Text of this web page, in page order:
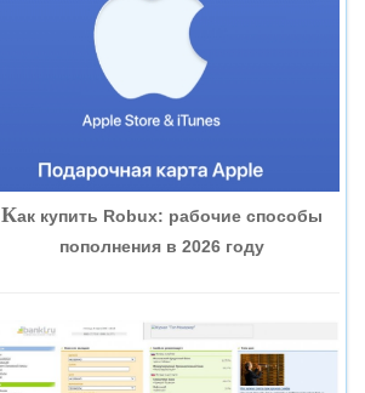
«ВНЕШПРОМБАНК»
«БАНК ГЛОБЭКС»
«ТРАСТ»
Как купить Robux: рабочие способы
пополнения в 2026 году